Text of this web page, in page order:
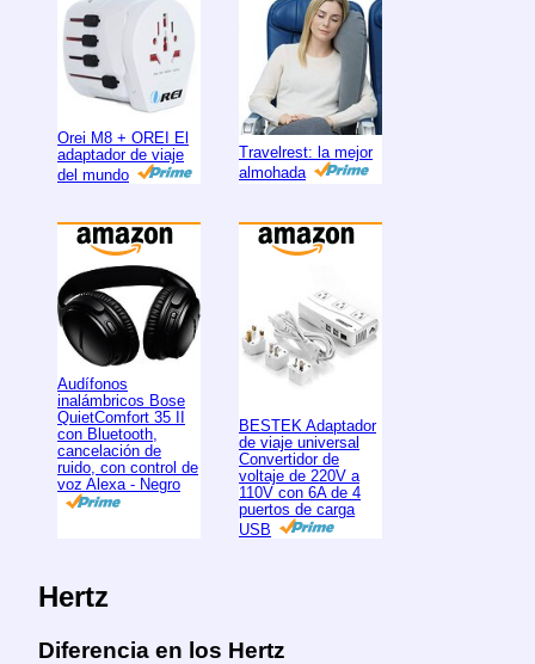
Orei M8 + OREI El
adaptador de viaje
del mundo
Travelrest: la mejor
almohada
Audífonos
inalámbricos Bose
QuietComfort 35 II
con Bluetooth,
cancelación de
ruido, con control de
voz Alexa - Negro
BESTEK Adaptador
de viaje universal
Convertidor de
voltaje de 220V a
110V con 6A de 4
puertos de carga
USB
Hertz
Diferencia en los Hertz